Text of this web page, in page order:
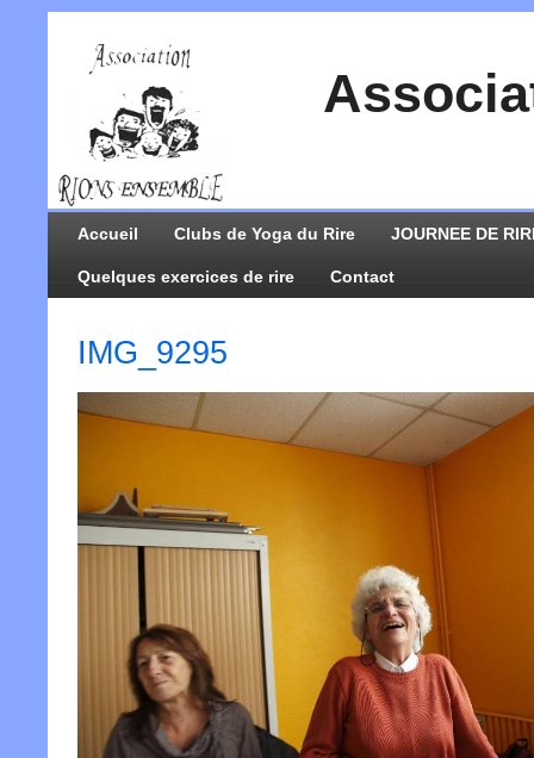
Accueil Clubs de Yoga du Rire JOURNEE DE
Quelques exercices de rire Contact
IMG_9295